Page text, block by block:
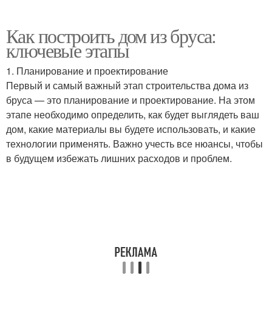
Как построить дом из бруса:
ключевые этапы
1. Планирование и проектирование
Первый и самый важный этап строительства дома из
бруса — это планирование и проектирование. На этом
этапе необходимо определить, как будет выглядеть ваш
дом, какие материалы вы будете использовать, и какие
технологии применять. Важно учесть все нюансы, чтобы
в будущем избежать лишних расходов и проблем.